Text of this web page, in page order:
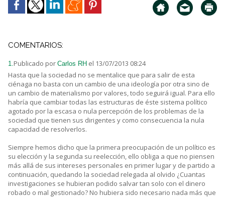
COMENTARIOS:
1.Publicado por Carlos RH el 13/07/2013 08:24
Hasta que la sociedad no se mentalice que para salir de esta
ciénaga no basta con un cambio de una ideología por otra sino de
un cambio de materialismo por valores, todo seguirá igual. Para ello
habría que cambiar todas las estructuras de éste sistema político
agotado por la escasa o nula percepción de los problemas de la
sociedad que tienen sus dirigentes y como consecuencia la nula
capacidad de resolverlos.
Siempre hemos dicho que la primera preocupación de un político es
su elección y la segunda su reelección, ello obliga a que no piensen
más allá de sus intereses personales en primer lugar y de partido a
continuación, quedando la sociedad relegada al olvido ¿Cuantas
investigaciones se hubieran podido salvar tan solo con el dinero
robado o mal gestionado? No hubiera sido necesario nada más que